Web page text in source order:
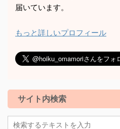
届いています。
もっと詳しいプロフィール
サイト内検索